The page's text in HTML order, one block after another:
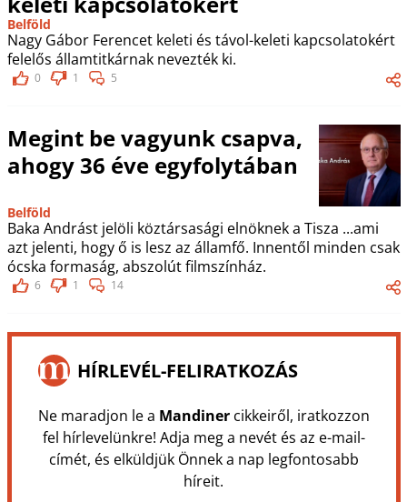
Belföld
Nagy Gábor Ferencet keleti és távol-keleti kapcsolatokért
felelős államtitkárnak nevezték ki.
0 1 5
Megint be vagyunk csapva,
ahogy 36 éve egyfolytában
Belföld
Baka Andrást jelöli köztársasági elnöknek a Tisza ...ami
azt jelenti, hogy ő is lesz az államfő. Innentől minden csak
ócska formaság, abszolút filmszínház.
6 1 14
HÍRLEVÉL-FELIRATKOZÁS
Ne maradjon le a Mandinercikkeiről, iratkozzon
fel hírlevelünkre! Adja meg a nevét és az e-mail-
címét, és elküldjük Önnek a nap legfontosabb
híreit.